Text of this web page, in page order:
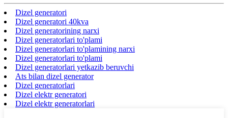
Dizel generatori
Dizel generatori 40kva
Dizel generatorining narxi
Dizel generatorlari to'plami
Dizel generatorlari to'plamining narxi
Dizel generatorlari to'plami
Dizel generatorlari yetkazib beruvchi
Ats bilan dizel generator
Dizel generatorlari
Dizel elektr generatori
Dizel elektr generatorlari